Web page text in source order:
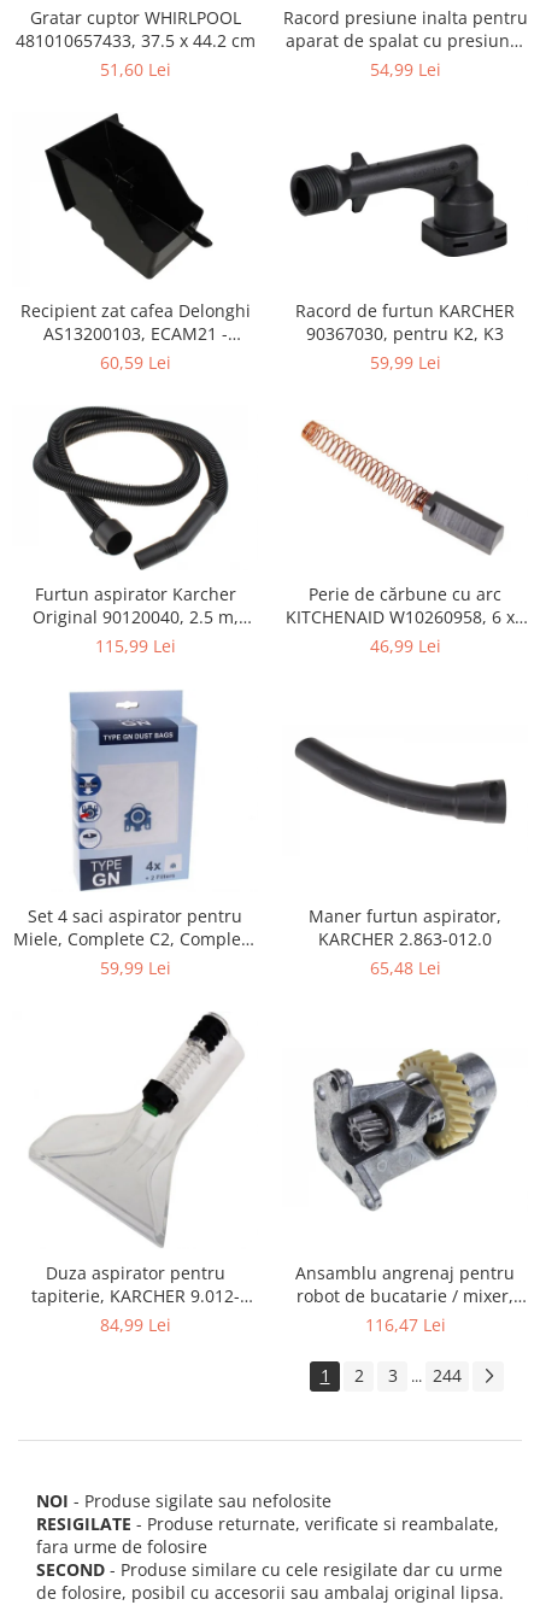
Servere, Componente & UPS
Telecomenzi garaj
Accesorii antrenament
Accesorii Fitness
Accesorii sportive
Articole Voiaj
Sporturi acvatice
Sporturi de interior
Aparate Foto & Accesorii
Audio HI-FI & Profesionale
Camere video si sport
Drone si Accesorii
Home Cinema & Audio
Playere, Boxe & Casti
Telescoape & Optica
Televizoare & accesorii
Ambalaje cadouri
Curatenie si intretinere
Gratar cuptor WHIRLPOOL
481010657433, 37.5 x 44.2 cm
51,60 Lei
Racord presiune inalta pentru
aparat de spalat cu presiune,
KARCHER 9.013-355.0, K4/K5
54,99 Lei
Recipient zat cafea Delonghi
AS13200103, ECAM21 -
ECAM25
60,59 Lei
Racord de furtun KARCHER
90367030, pentru K2, K3
59,99 Lei
Furtun aspirator Karcher
Original 90120040, 2.5 m,
negru
115,99 Lei
Perie de cărbune cu arc
KITCHENAID W10260958, 6 x6
x 19 mm, pentru 5KSM15
46,99 Lei
Set 4 saci aspirator pentru
Miele, Complete C2, Complete
C3, Classic C1, S8, S5, S2,
59,99 Lei
Maner furtun aspirator,
KARCHER 2.863-012.0
65,48 Lei
Duza aspirator pentru
tapiterie, KARCHER 9.012-
278.0, SE4001, SE4002, SE5100
84,99 Lei
Ansamblu angrenaj pentru
robot de bucatarie / mixer,
KITCHENAID 2403092
116,47 Lei
1 2 3 ... 244
NOI - Produse sigilate sau nefolosite
RESIGILATE - Produse returnate, verificate si reambalate,
fara urme de folosire
SECOND - Produse similare cu cele resigilate dar cu urme
de folosire, posibil cu accesorii sau ambalaj original lipsa.